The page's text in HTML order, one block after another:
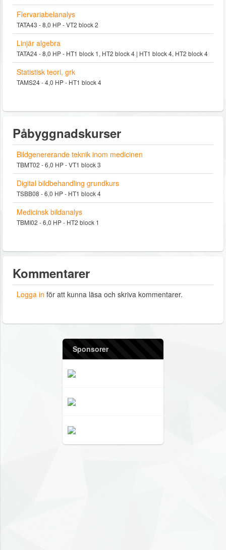
Flervariabelanalys
TATA43 - 8,0 HP - VT2 block 2
Linjär algebra
TATA24 - 8,0 HP - HT1 block 1, HT2 block 4 | HT1 block 4, HT2 block 4
Statistisk teori, grk
TAMS24 - 4,0 HP - HT1 block 4
Påbyggnadskurser
Bildgenererande teknik inom medicinen
TBMT02 - 6,0 HP - VT1 block 3
Digital bildbehandling grundkurs
TSBB08 - 6,0 HP - HT1 block 4
Medicinsk bildanalys
TBMI02 - 6,0 HP - HT2 block 1
Kommentarer
Logga in för att kunna läsa och skriva kommentarer.
Sponsorer